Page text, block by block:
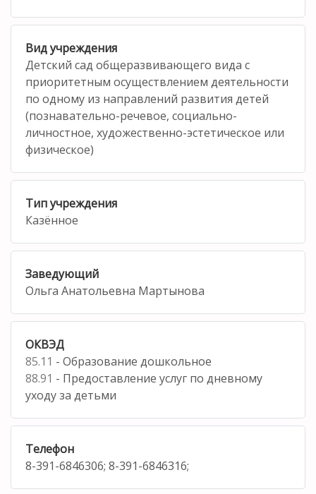
Вид учреждения
Детский сад общеразвивающего вида с
приоритетным осуществлением деятельности
по одному из направлений развития детей
(познавательно-речевое, социально-
личностное, художественно-эстетическое или
физическое)
Тип учреждения
Казённое
Заведующий
Ольга Анатольевна Мартынова
ОКВЭД
85.11 - Образование дошкольное
88.91 - Предоставление услуг по дневному
уходу за детьми
Телефон
8-391-6846306; 8-391-6846316;